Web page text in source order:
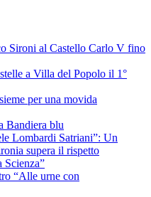
Sironi al Castello Carlo V fino
a Villa del Popolo il 1°
per una movida
Bandiera blu
Lombardi Satriani”: Un
supera il rispetto
Scienza”
“Alle urne con